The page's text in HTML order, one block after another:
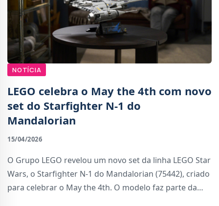
NOTÍCIA
LEGO celebra o May the 4th com novo
set do Starfighter N-1 do
Mandalorian
15/04/2026
O Grupo LEGO revelou um novo set da linha LEGO Star
Wars, o Starfighter N-1 do Mandalorian (75442), criado
para celebrar o May the 4th. O modelo faz parte da